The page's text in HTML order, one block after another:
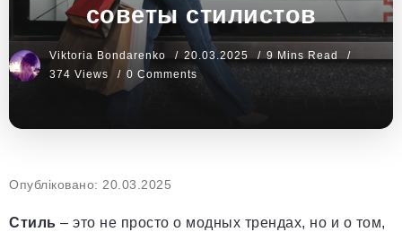
советы стилистов
Viktoria Bondarenko 20.03.2025
9 Mins Read
374 Views
0 Comments
Опубліковано: 20.03.2025
Стиль – это не просто о модных трендах, но и о том,